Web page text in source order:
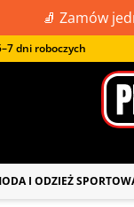
🧦 Zamów
dni roboczych
I ODZIEŻ